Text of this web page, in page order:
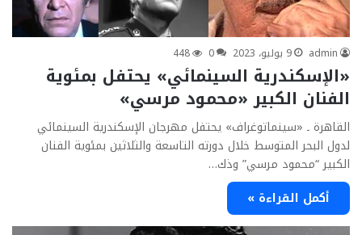
admin 9 يوليو، 2023 0
448
«الإسكندرية السينمائي» يحتفل بمئوية
الفنان الكبير «محمود مرسي»
القاهرة ـ «سينماتوغراف» يحتفل مهرجان الإسكندرية السينمائي
لدول البحر المتوسط خلال دورته التاسعة والثلاثين بمئوية الفنان
الكبير “محمود مرسي” وذك…
أكمل القراءة »